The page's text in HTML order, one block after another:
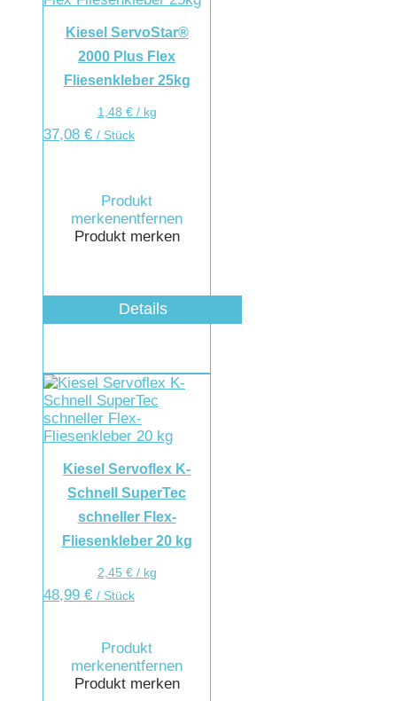
Kiesel ServoStar®
2000 Plus Flex
Fliesenkleber 25kg
1,48 €/ kg
37,08 € / Stück
Produkt
merkenentfernen
Produkt merken
Details
Kiesel Servoflex K-
Schnell SuperTec
schneller Flex-
Fliesenkleber 20 kg
2,45 €/ kg
48,99 € / Stück
Produkt
merkenentfernen
Produkt merken